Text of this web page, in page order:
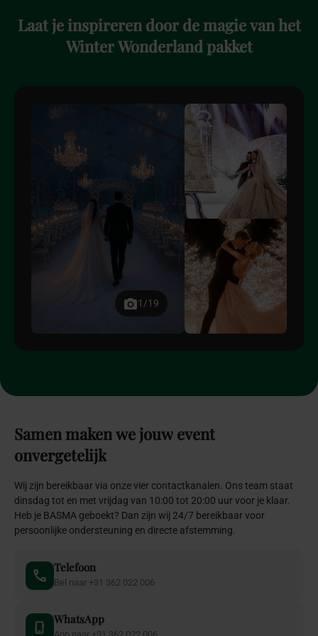
Laatjeinspireren door demagievanhet
WinterWonderlandpakket
1/19
Samen makenwejouw event
onvergetelijk
Wij zijn bereikbaar via onze vier contactkanalen. Ons team staat
dinsdag tot en met vrijdag van 10:00 tot 20:00 uur voor je klaar.
Heb je BASMA geboekt? Dan zijn wij 24/7 bereikbaar voor
persoonlijke ondersteuning en directe afstemming.
Telefoon
Bel naar +31 362 022 006
WhatsApp